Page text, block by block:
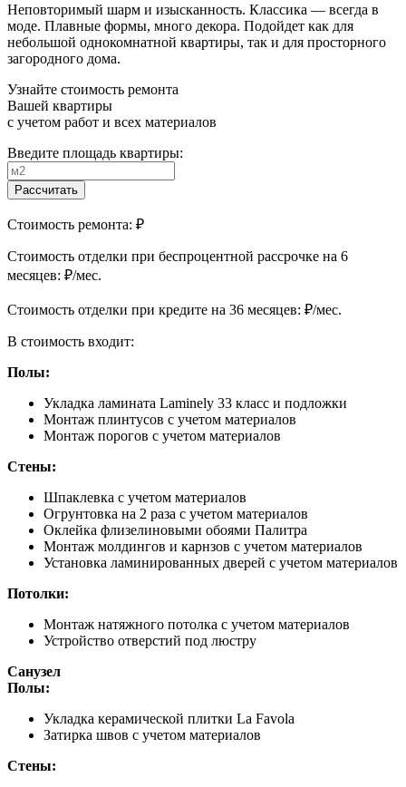
Неповторимый шарм и изысканность. Классика — всегда в
моде. Плавные формы, много декора. Подойдет как для
небольшой однокомнатной квартиры, так и для просторного
загородного дома.
Узнайте стоимость ремонта
Вашей квартиры
с учетом работ и всех материалов
Введите площадь квартиры:
Рассчитать
Стоимость ремонта: ₽
Cтоимость отделки при беспроцентной рассрочке на 6
месяцев: ₽/мес.
Cтоимость отделки при кредите на 36 месяцев: ₽/мес.
В стоимость входит:
Полы:
Укладка ламината Laminely 33 класс и подложки
Монтаж плинтусов с учетом материалов
Монтаж порогов с учетом материалов
Стены:
Шпаклевка с учетом материалов
Огрунтовка на 2 раза с учетом материалов
Оклейка флизелиновыми обоями Палитра
Монтаж молдингов и карнзов с учетом материалов
Установка ламинированных дверей с учетом материалов
Потолки:
Монтаж натяжного потолка с учетом материалов
Устройство отверстий под люстру
Санузел
Полы:
Укладка керамической плитки La Favola
Затирка швов с учетом материалов
Стены: